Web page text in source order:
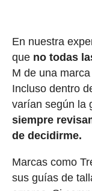
En nuestra
que no todas
M de una
Incluso dentro
varían según la
siempre
de decidirme.
Marcas como
sus guías de